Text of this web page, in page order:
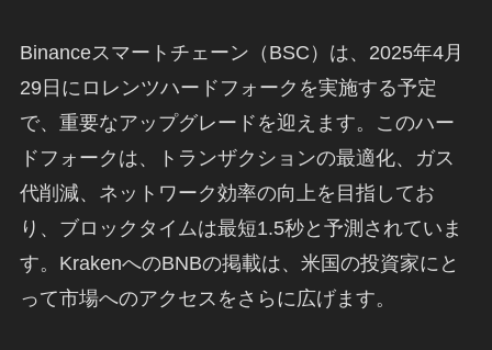
Binanceスマートチェーン（BSC）は、2025年4月
29日にロレンツハードフォークを実施する予定
で、重要なアップグレードを迎えます。このハー
ドフォークは、トランザクションの最適化、ガス
代削減、ネットワーク効率の向上を目指してお
り、ブロックタイムは最短1.5秒と予測されていま
す。KrakenへのBNBの掲載は、米国の投資家にと
って市場へのアクセスをさらに広げます。